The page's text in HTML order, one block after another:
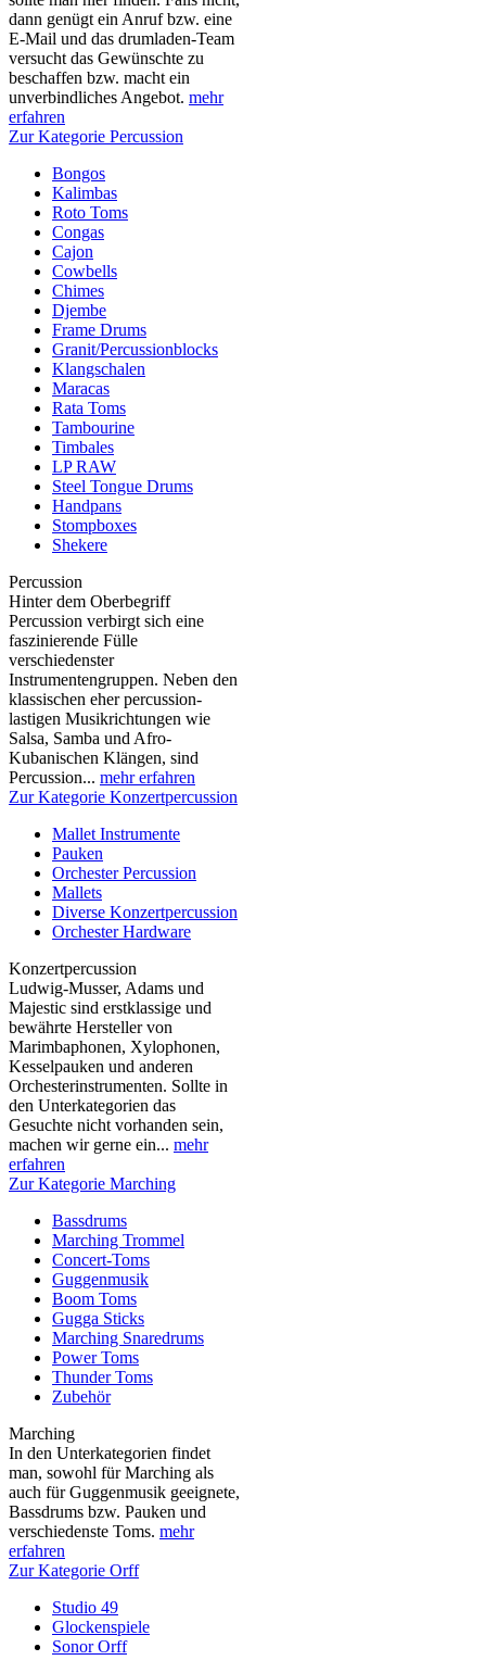
dann genügt ein Anruf bzw. eine
E-Mail und das drumladen-Team
versucht das Gewünschte zu
beschaffen bzw. macht ein
unverbindliches Angebot. mehr
erfahren
Zur Kategorie Percussion
Bongos
Kalimbas
Roto Toms
Congas
Cajon
Cowbells
Chimes
Djembe
Frame Drums
Granit/Percussionblocks
Klangschalen
Maracas
Rata Toms
Tambourine
Timbales
LP RAW
Steel Tongue Drums
Handpans
Stompboxes
Shekere
Percussion
Hinter dem Oberbegriff
Percussion verbirgt sich eine
faszinierende Fülle
verschiedenster
Instrumentengruppen. Neben den
klassischen eher percussion-
lastigen Musikrichtungen wie
Salsa, Samba und Afro-
Kubanischen Klängen, sind
Percussion... mehr erfahren
Zur Kategorie Konzertpercussion
Mallet Instrumente
Pauken
Orchester Percussion
Mallets
Diverse Konzertpercussion
Orchester Hardware
Konzertpercussion
Ludwig-Musser, Adams und
Majestic sind erstklassige und
bewährte Hersteller von
Marimbaphonen, Xylophonen,
Kesselpauken und anderen
Orchesterinstrumenten. Sollte in
den Unterkategorien das
Gesuchte nicht vorhanden sein,
machen wir gerne ein... mehr
erfahren
Zur Kategorie Marching
Bassdrums
Marching Trommel
Concert-Toms
Guggenmusik
Boom Toms
Gugga Sticks
Marching Snaredrums
Power Toms
Thunder Toms
Zubehör
Marching
In den Unterkategorien findet
man, sowohl für Marching als
auch für Guggenmusik geeignete,
Bassdrums bzw. Pauken und
verschiedenste Toms. mehr
erfahren
Zur Kategorie Orff
Studio 49
Glockenspiele
Sonor Orff